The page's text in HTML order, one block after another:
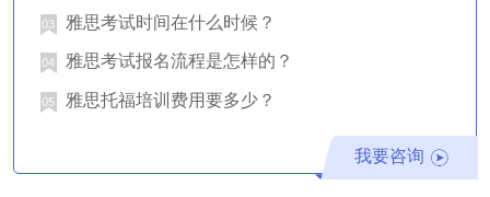
等。考生需要掌握它们的用法和区别，如动词不定式的用
词的比较级和最高级的构成规则和用法，如more、most的用
03 雅思考试时间在什么时候？
04 雅思考试报名流程是怎样的？
05 雅思托福培训费用要多少？
我要咨询